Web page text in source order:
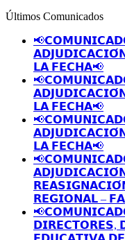
Últimos Comunicados
𝗟𝗔 𝗙𝗘𝗖𝗛𝗔📢
𝗟𝗔 𝗙𝗘𝗖𝗛𝗔📢
𝗟𝗔 𝗙𝗘𝗖𝗛𝗔📢
𝗥𝗘𝗚𝗜𝗢𝗡𝗔𝗟 –